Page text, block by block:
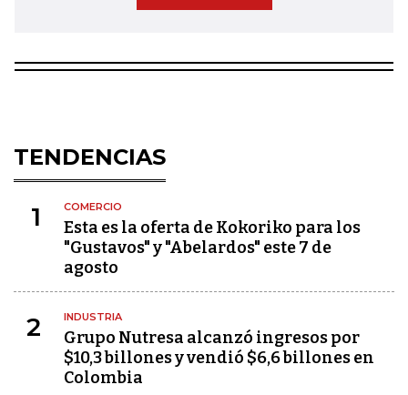
TENDENCIAS
1 COMERCIO
Esta es la oferta de Kokoriko para los
"Gustavos" y "Abelardos" este 7 de
agosto
2 INDUSTRIA
Grupo Nutresa alcanzó ingresos por
$10,3 billones y vendió $6,6 billones en
Colombia